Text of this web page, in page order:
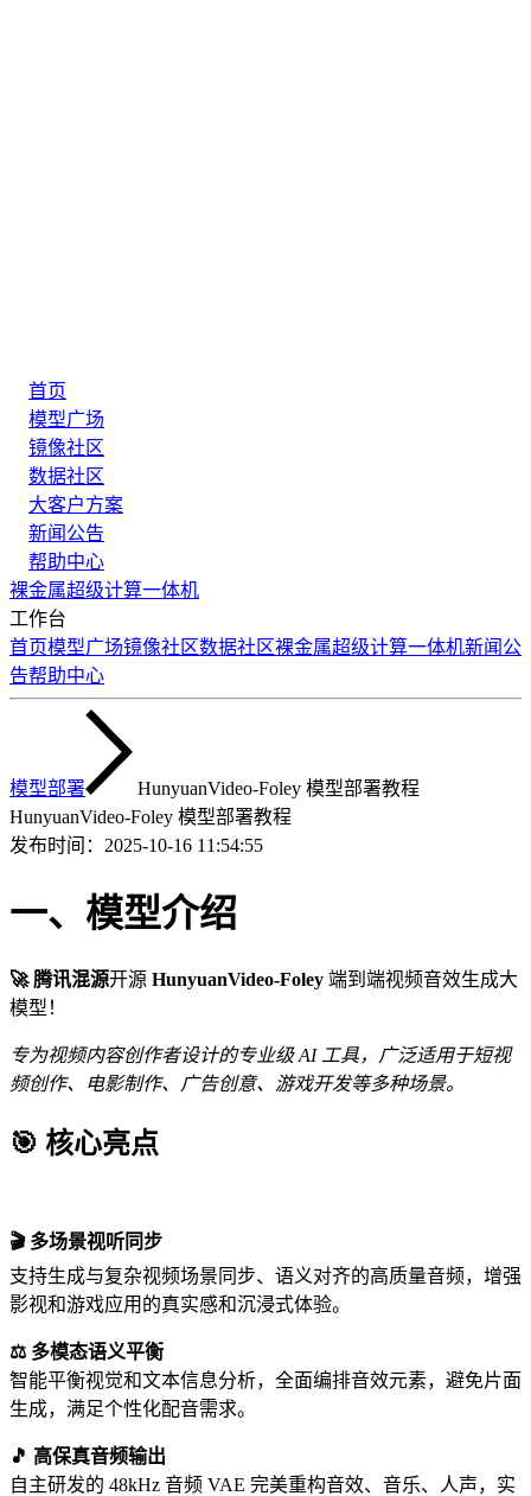
首页
模型广场
镜像社区
数据社区
大客户方案
新闻公告
帮助中心
裸金属超级计算一体机
工作台
首页模型广场镜像社区数据社区裸金属超级计算一体机新闻公
告帮助中心
模型部署
HunyuanVideo-Foley 模型部署教程
HunyuanVideo-Foley 模型部署教程
发布时间： 2025-10-16 11:54:55
一、模型介绍
🚀 腾讯混源开源 HunyuanVideo-Foley 端到端视频音效生成大
模型！
专为视频内容创作者设计的专业级 AI 工具，广泛适用于短视
频创作、电影制作、广告创意、游戏开发等多种场景。
🎯 核心亮点
🎬 多场景视听同步
支持生成与复杂视频场景同步、语义对齐的高质量音频，增强
影视和游戏应用的真实感和沉浸式体验。
⚖️ 多模态语义平衡
智能平衡视觉和文本信息分析，全面编排音效元素，避免片面
生成，满足个性化配音需求。
🎵 高保真音频输出
自主研发的 48kHz 音频 VAE 完美重构音效、音乐、人声，实